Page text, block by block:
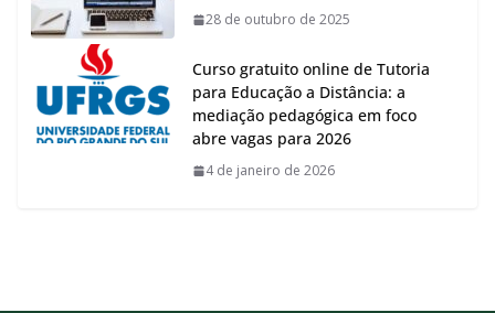
28 de outubro de 2025
Curso gratuito online de Tutoria
para Educação a Distância: a
mediação pedagógica em foco
abre vagas para 2026
4 de janeiro de 2026